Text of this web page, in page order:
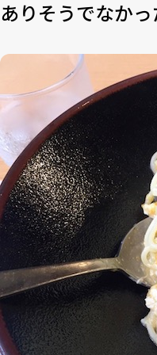
ありそうでなか